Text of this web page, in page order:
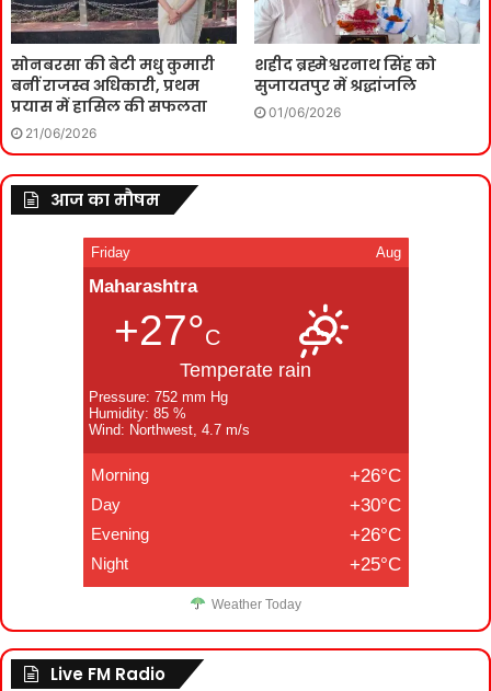
सोनबरसा की बेटी मधु कुमारी
बनीं राजस्व अधिकारी, प्रथम
प्रयास में हासिल की सफलता
21/06/2026
शहीद ब्रह्मेश्वरनाथ सिंह को
सुजायतपुर में श्रद्धांजलि
01/06/2026
आज का मौषम
Friday Aug
Maharashtra
+27°C
Temperate rain
Pressure: 752 mm Hg
Humidity: 85 %
Wind: Northwest, 4.7 m/s
Morning +26°C
Day +30°C
Evening +26°C
Night +25°C
Weather Today
Live FM Radio